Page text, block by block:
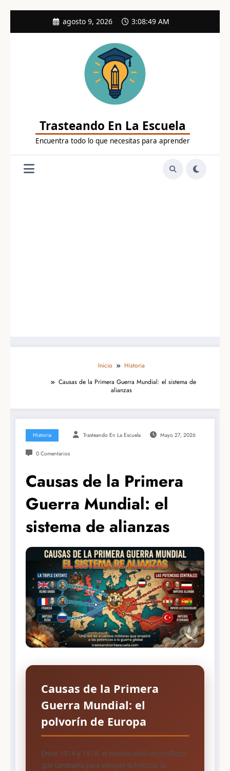
agosto 9, 2026 3:08:50 AM
Trasteando En La Escuela
Encuentra todo lo que necesitas para aprender
Inicio
Historia
Causas de la Primera Guerra Mundial: el sistema de
alianzas
Historia Trasteando En La Escuela Mayo 27, 2026
0 Comentarios
Causas de la Primera
Guerra Mundial: el
sistema de alianzas
Causas de la Primera
Guerra Mundial: el
polvorín de Europa
Entre 1914 y 1918, el mundo vivió un conflicto
que cambiaría para siempre la historia: la